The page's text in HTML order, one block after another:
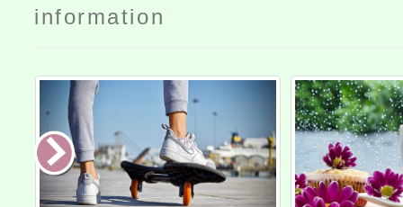
information